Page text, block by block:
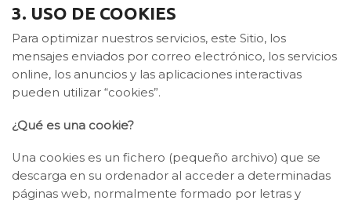
3. USO DE COOKIES
Para optimizar nuestros servicios, este Sitio, los
mensajes enviados por correo electrónico, los servicios
online, los anuncios y las aplicaciones interactivas
pueden utilizar “cookies”.
¿Qué es una cookie?
Una cookies es un fichero (pequeño archivo) que se
descarga en su ordenador al acceder a determinadas
páginas web, normalmente formado por letras y